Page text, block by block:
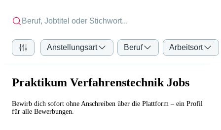
Anstellungsart Beruf Arbeitsort
Praktikum Verfahrenstechnik Jobs
Bewirb dich sofort ohne Anschreiben über die Plattform – ein Profil
für alle Bewerbungen.